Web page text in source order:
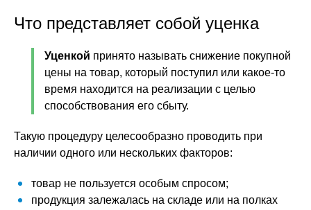
Что представляет собой уценка
Уценкой принято называть снижение покупной
цены на товар, который поступил или какое-то
время находится на реализации с целью
способствования его сбыту.
Такую процедуру целесообразно проводить при
наличии одного или нескольких факторов:
товар не пользуется особым спросом;
продукция залежалась на складе или на полках